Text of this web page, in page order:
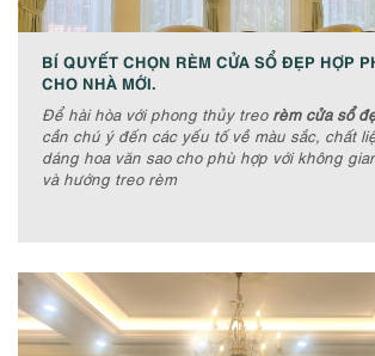
BÍ QUYẾT CHỌN RÈM CỬA SỔ ĐẸP HỢP
CHO NHÀ MỚI.
Để hài hòa với phong thủy treo rèm cửa sổ
cần chú ý đến các yếu tố về màu sắc, chất
dáng hoa văn sao cho phù hợp với không
và hướng treo rèm